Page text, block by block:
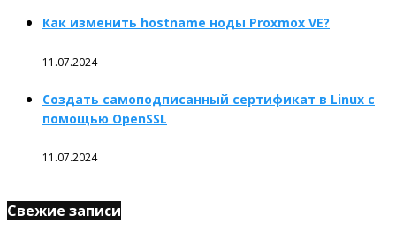
Как изменить hostname ноды Proxmox VE?
11.07.2024
Создать самоподписанный сертификат в Linux с
помощью OpenSSL
11.07.2024
Свежие записи